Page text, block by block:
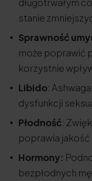
stanie
Sprawność
może poprawić
korzystnie
Libido:
dysfunkcji
Płodność:
poprawia jakość
Hormony:
bezpłodnych